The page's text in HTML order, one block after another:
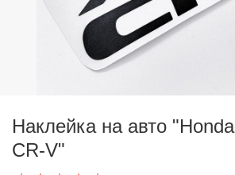
Наклейка на авто "Honda
CR-V"